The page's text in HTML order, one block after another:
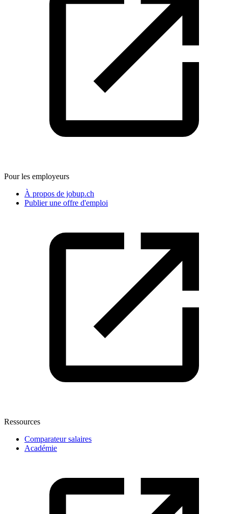
Pour les employeurs
À propos de jobup.ch
Publier une offre d'emploi
Ressources
Comparateur salaires
Académie